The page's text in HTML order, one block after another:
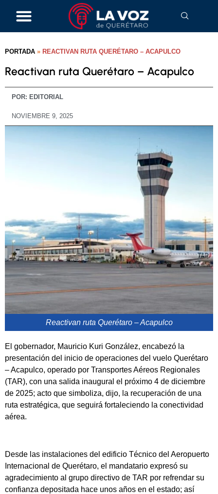
PORTADA » REACTIVAN RUTA QUERÉTARO – ACAPULCO
Reactivan ruta Querétaro – Acapulco
POR: EDITORIAL
NOVIEMBRE 9, 2025
Reactivan ruta Querétaro – Acapulco
El gobernador, Mauricio Kuri González, encabezó la
presentación del inicio de operaciones del vuelo Querétaro
– Acapulco, operado por Transportes Aéreos Regionales
(TAR), con una salida inaugural el próximo 4 de diciembre
de 2025; acto que simboliza, dijo, la recuperación de una
ruta estratégica, que seguirá fortaleciendo la conectividad
aérea.
Desde las instalaciones del edificio Técnico del Aeropuerto
Internacional de Querétaro, el mandatario expresó su
agradecimiento al grupo directivo de TAR por refrendar su
confianza depositada hace unos años en el estado; así